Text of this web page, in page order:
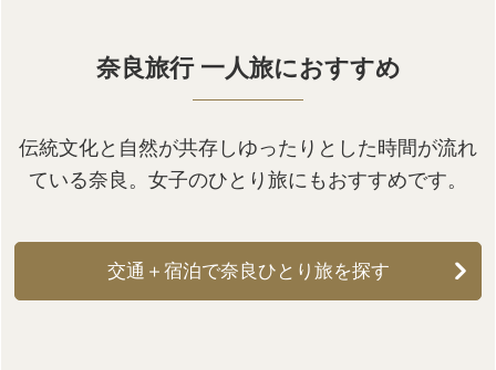
奈良旅行 一人旅におすすめ
伝統文化と自然が共存しゆったりとした時間が流れ
ている奈良。女子のひとり旅にもおすすめです。
交通＋宿泊で奈良ひとり旅を探す